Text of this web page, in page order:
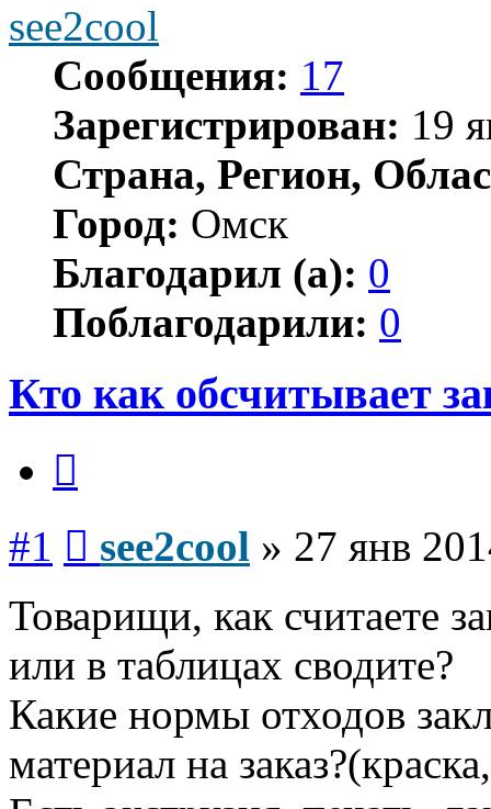
see2cool
Сообщения: 17
Зарегистрирован: 19
Страна, Регион,
Город: Омск
Благодарил (а): 0
Поблагодарили: 0
Кто как обсчитывает
#1 see2cool » 27 янв
Товарищи, как считаете
или в таблицах сводите?
Какие нормы отходов
материал на